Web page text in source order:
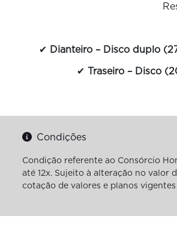
✔ Dianteiro – Disco duplo
✔Traseiro – Disco
Condições
Condição referente ao Consórcio
até 12x. Sujeito à alteração no valor
cotação de valores e planos